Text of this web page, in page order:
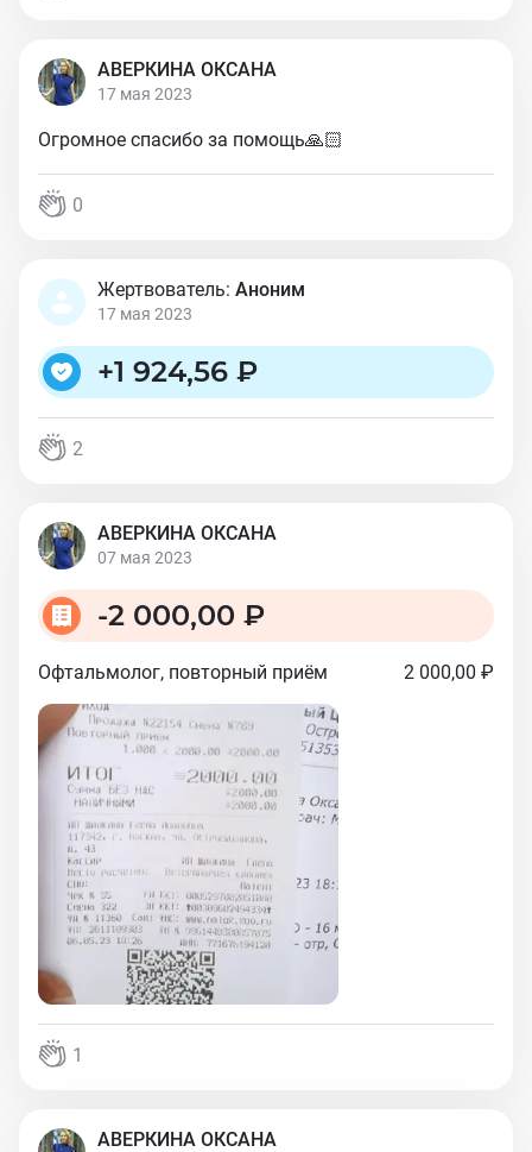
АВЕРКИНА ОКСАНА
17 мая 2023
Огромное спасибо за помощь🙏🏻
0
Жертвователь: Аноним
17 мая 2023
+1 924,56 ₽
2
АВЕРКИНА ОКСАНА
07 мая 2023
-2 000,00 ₽
Офтальмолог, повторный приём 2 000,00 ₽
1
АВЕРКИНА ОКСАНА